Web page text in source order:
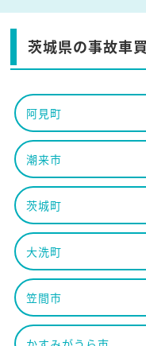
茨城県の事故車
阿見町
潮来市
茨城町
大洗町
笠間市